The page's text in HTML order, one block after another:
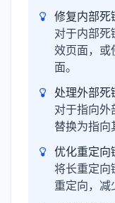
修复内部死
对于内部死
效页面，或
面。
处理外部死
对于指向外
替换为指向
优化重定向
将长重定向
重定向，减